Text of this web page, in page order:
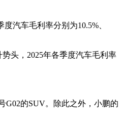
汽车毛利率分别为10.5%、
头，2025年各季度汽车毛利率
G02的SUV。除此之外，小鹏的